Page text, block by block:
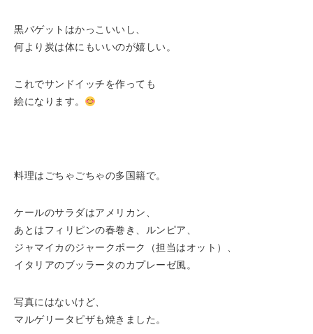
黒バゲットはかっこいいし、
何より炭は体にもいいのが嬉しい。
これでサンドイッチを作っても
絵になります。
料理はごちゃごちゃの多国籍で。
ケールのサラダはアメリカン、
あとはフィリピンの春巻き、ルンピア、
ジャマイカのジャークポーク（担当はオット）、
イタリアのブッラータのカプレーゼ風。
写真にはないけど、
マルゲリータピザも焼きました。